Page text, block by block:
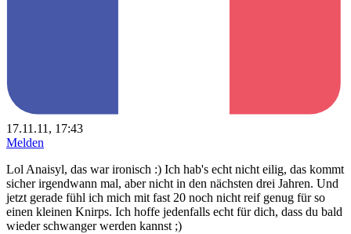
17.11.11, 17:43
Melden
Lol Anaisyl, das war ironisch :) Ich hab's echt nicht eilig, das kommt
sicher irgendwann mal, aber nicht in den nächsten drei Jahren. Und
jetzt gerade fühl ich mich mit fast 20 noch nicht reif genug für so
einen kleinen Knirps. Ich hoffe jedenfalls echt für dich, dass du bald
wieder schwanger werden kannst ;)